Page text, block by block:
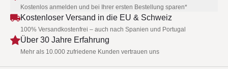
Kostenlos anmelden und bei Ihrer ersten Bestellung sparen*
Kostenloser Versand in die EU & Schweiz
100% Versandkostenfrei – auch nach Spanien und Portugal
Über 30 Jahre Erfahrung
Mehr als 10.000 zufriedene Kunden vertrauen uns